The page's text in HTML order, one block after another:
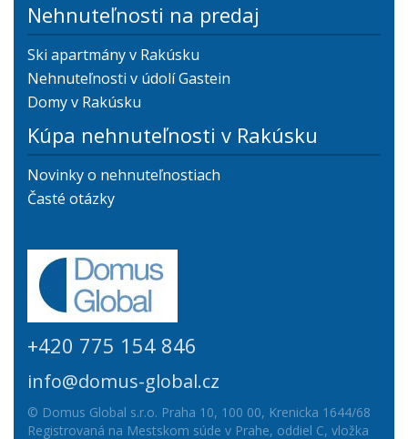
Nehnuteľnosti na predaj
Ski apartmány v Rakúsku
Nehnuteľnosti v údolí Gastein
Domy v Rakúsku
Kúpa nehnuteľnosti v Rakúsku
Novinky o nehnuteľnostiach
Časté otázky
+420 775 154 846
info@domus-global.cz
© Domus Global s.r.o. Praha 10, 100 00, Krenicka 1644/68
Registrovaná na Mestskom súde v Prahe, oddiel C, vložka